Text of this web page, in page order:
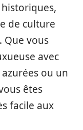
de culture
Que vous
avec
ou un
êtes
facile aux